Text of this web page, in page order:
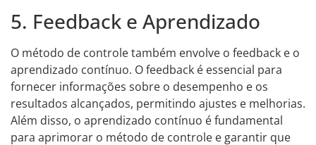
5. Feedback e Aprendizado
O método de controle também envolve o feedback e o
aprendizado contínuo. O feedback é essencial para
fornecer informações sobre o desempenho e os
resultados alcançados, permitindo ajustes e melhorias.
Além disso, o aprendizado contínuo é fundamental
para aprimorar o método de controle e garantir que